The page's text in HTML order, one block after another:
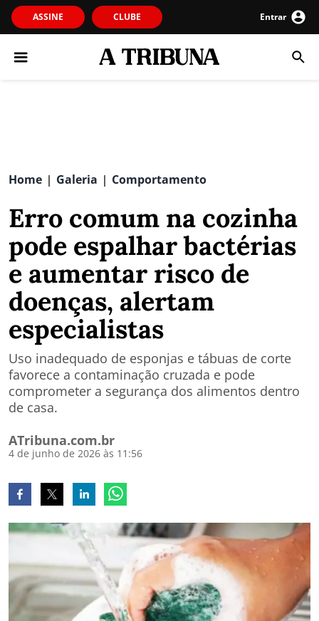
ASSINE CLUBE Entrar
Home | Galeria | Comportamento
Erro comum na cozinha
pode espalhar bactérias
e aumentar risco de
doenças, alertam
especialistas
Uso inadequado de esponjas e tábuas de corte
favorece a contaminação cruzada e pode
comprometer a segurança dos alimentos dentro
de casa.
ATribuna.com.br
4 de junho de 2026 às 11:56